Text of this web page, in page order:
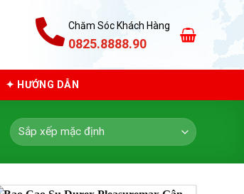
Chăm Sóc Khách Hàng
0825.8888.90
✦ HƯỚNG DẪN